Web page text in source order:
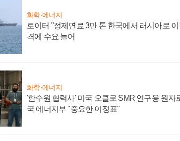
화학·에너지
로이터 "정제연료 3만 톤 한국에서 러시아로
격에 수요 늘어
화학·에너지
'한수원 협력사' 미국 오클로 SMR 연구용 원자
국 에너지부 "중요한 이정표"